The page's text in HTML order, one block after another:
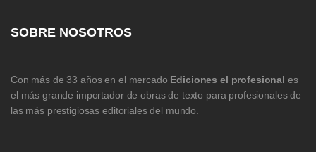
SOBRE NOSOTROS
Con más de 33 años en el mercado Ediciones el profesional es
el más grande importador de obras de texto para profesionales de
las más prestigiosas editoriales del mundo.